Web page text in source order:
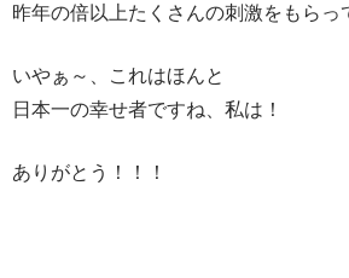
昨年の倍以上たくさんの刺激をもらっ
いやぁ～、これはほんと
日本一の幸せ者ですね、私は！
ありがとう！！！